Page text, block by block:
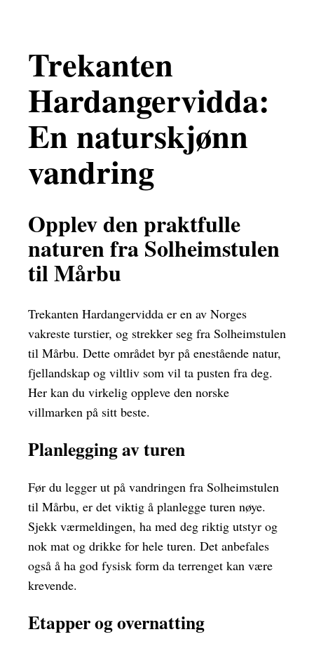
Trekanten
Hardangervidda:
En naturskjønn
vandring
Opplev den praktfulle
naturen fra Solheimstulen
til Mårbu
Trekanten Hardangervidda er en av Norges
vakreste turstier, og strekker seg fra Solheimstulen
til Mårbu. Dette området byr på enestående natur,
fjellandskap og viltliv som vil ta pusten fra deg.
Her kan du virkelig oppleve den norske
villmarken på sitt beste.
Planlegging av turen
Før du legger ut på vandringen fra Solheimstulen
til Mårbu, er det viktig å planlegge turen nøye.
Sjekk værmeldingen, ha med deg riktig utstyr og
nok mat og drikke for hele turen. Det anbefales
også å ha god fysisk form da terrenget kan være
krevende.
Etapper og overnatting